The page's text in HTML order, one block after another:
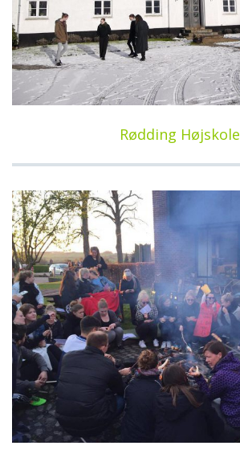
Rødding Højskole